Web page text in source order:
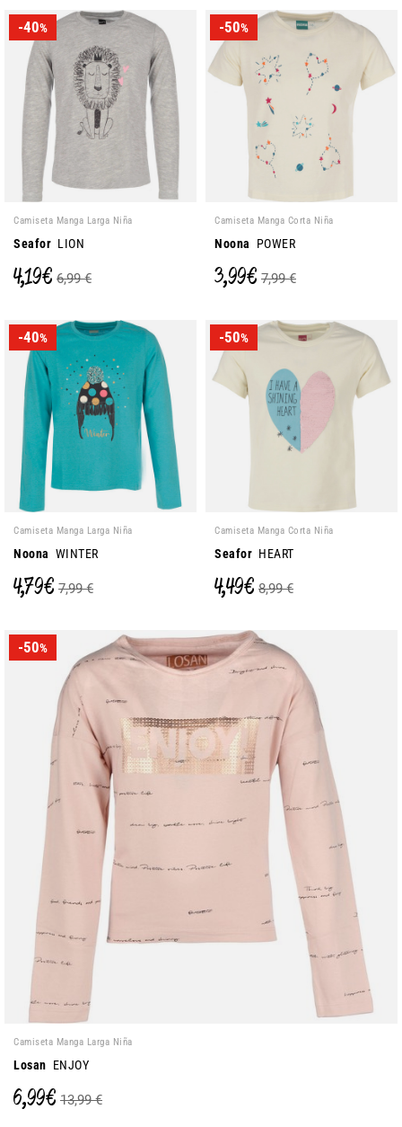
-40%
Camiseta Manga Larga Niña
Seafor LION
4,19 € 6,99 €
-50%
Camiseta Manga Corta Niña
Noona POWER
3,99 € 7,99 €
-40%
Camiseta Manga Larga Niña
Noona WINTER
4,79 € 7,99 €
-50%
Camiseta Manga Corta Niña
Seafor HEART
4,49 € 8,99 €
-50%
Camiseta Manga Larga Niña
Losan ENJOY
6,99 € 13,99 €